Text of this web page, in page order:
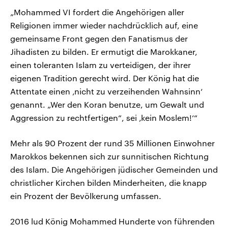
„Mohammed VI fordert die Angehörigen aller
Religionen immer wieder nachdrücklich auf, eine
gemeinsame Front gegen den Fanatismus der
Jihadisten zu bilden. Er ermutigt die Marokkaner,
einen toleranten Islam zu verteidigen, der ihrer
eigenen Tradition gerecht wird. Der König hat die
Attentate einen ‚nicht zu verzeihenden Wahnsinn‘
genannt. „Wer den Koran benutze, um Gewalt und
Aggression zu rechtfertigen“, sei ‚kein Moslem!‘“
Mehr als 90 Prozent der rund 35 Millionen Einwohner
Marokkos bekennen sich zur sunnitischen Richtung
des Islam. Die Angehörigen jüdischer Gemeinden und
christlicher Kirchen bilden Minderheiten, die knapp
ein Prozent der Bevölkerung umfassen.
2016 lud König Mohammed Hunderte von führenden